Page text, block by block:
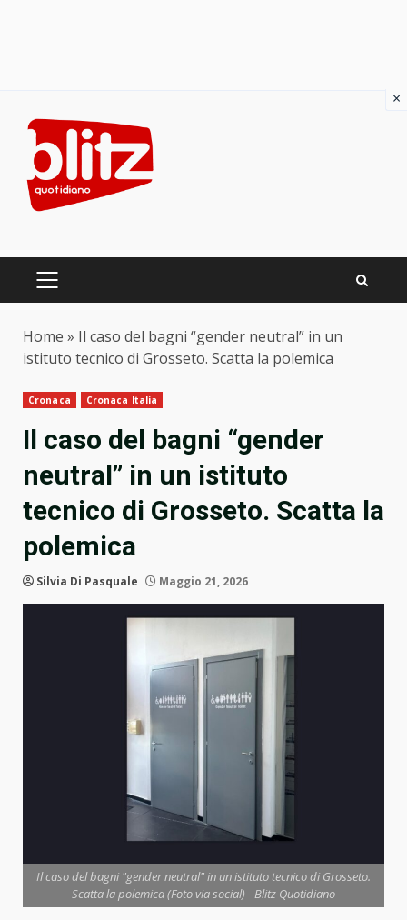
content
PRIMARY
Home » Il caso del bagni “gender neutral” in un
istituto tecnico di Grosseto. Scatta la polemica
Cronaca Cronaca Italia
Il caso del bagni “gender
neutral” in un istituto
tecnico di Grosseto. Scatta la
polemica
Silvia Di Pasquale Maggio 21, 2026
Il caso del bagni "gender neutral" in un istituto tecnico di Grosseto.
Scatta la polemica (Foto via social) - Blitz Quotidiano
×